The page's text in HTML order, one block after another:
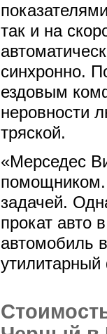
так и на
синхронно.
ездовым
неровности
тряской.
«Мерседес
помощником.
задачей.
прокат авто
автомобиль
утилитарный